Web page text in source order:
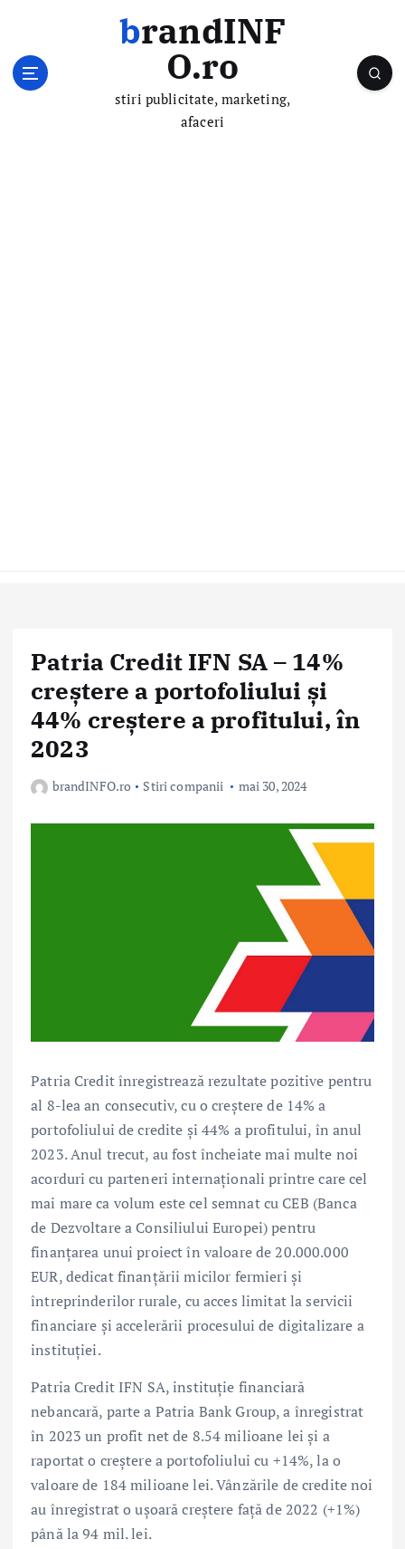
brandINF
O.ro
stiri publicitate, marketing,
afaceri
Patria Credit IFN SA – 14%
creștere a portofoliului și
44% creștere a profitului, în
2023
brandINFO.ro Stiri companii mai 30, 2024
Patria Credit înregistrează rezultate pozitive pentru
al 8-lea an consecutiv, cu o creștere de 14% a
portofoliului de credite și 44% a profitului, în anul
2023. Anul trecut, au fost încheiate mai multe noi
acorduri cu parteneri internaționali printre care cel
mai mare ca volum este cel semnat cu CEB (Banca
de Dezvoltare a Consiliului Europei) pentru
finanțarea unui proiect în valoare de 20.000.000
EUR, dedicat finanțării micilor fermieri și
întreprinderilor rurale, cu acces limitat la servicii
financiare și accelerării procesului de digitalizare a
instituției.
Patria Credit IFN SA, instituție financiară
nebancară, parte a Patria Bank Group, a înregistrat
în 2023 un profit net de 8.54 milioane lei și a
raportat o creștere a portofoliului cu +14%, la o
valoare de 184 milioane lei. Vânzările de credite noi
au înregistrat o ușoară creștere față de 2022 (+1%)
până la 94 mil. lei.